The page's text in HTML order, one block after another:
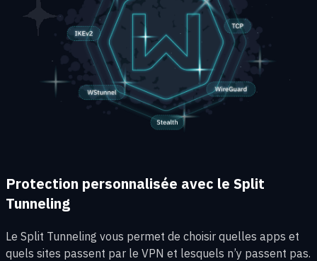
Protection personnalisée avec le Split
Tunneling
Le Split Tunneling vous permet de choisir quelles apps et
quels sites passent par le VPN et lesquels n’y passent pas.